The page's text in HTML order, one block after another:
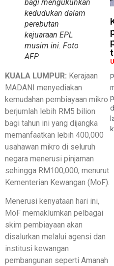
bagi mengukuhkan
kedudukan dalam
perebutan
kejuaraan EPL
musim ini. Foto
AFP
KUALA LUMPUR: Kerajaan
MADANI menyediakan
kemudahan pembiayaan mikro
berjumlah lebih RM5 bilion
bagi tahun ini yang dijangka
memanfaatkan lebih 400,000
usahawan mikro di seluruh
negara menerusi pinjaman
sehingga RM100,000, menurut
Kementerian Kewangan (MoF).
Menerusi kenyataan hari ini,
MoF memaklumkan pelbagai
skim pembiayaan akan
disalurkan melalui agensi dan
institusi kewangan
pembangunan seperti Amanah